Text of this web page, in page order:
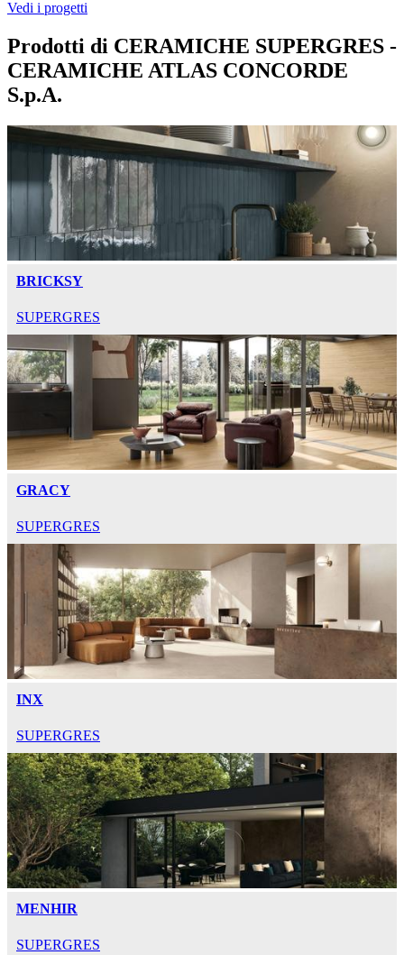
Vedi i progetti
Prodotti di CERAMICHE SUPERGRES -
CERAMICHE ATLAS CONCORDE
S.p.A.
BRICKSY
SUPERGRES
GRACY
SUPERGRES
INX
SUPERGRES
MENHIR
SUPERGRES